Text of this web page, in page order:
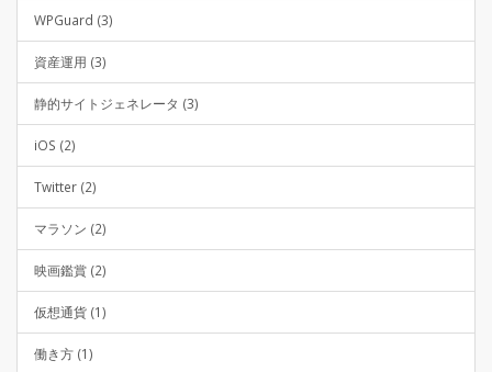
WPGuard (3)
資産運用 (3)
静的サイトジェネレータ (3)
iOS (2)
Twitter (2)
マラソン (2)
映画鑑賞 (2)
仮想通貨 (1)
働き方 (1)